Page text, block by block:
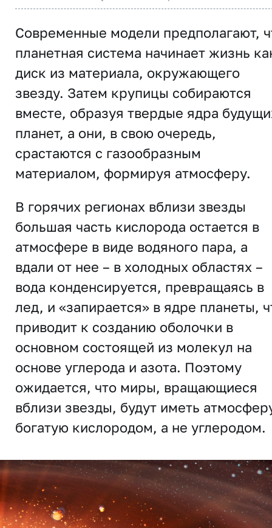
Современные модели предполагают,
планетная система начинает жизнь
диск из материала, окружающего
звезду. Затем крупицы собираются
вместе, образуя твердые ядра
планет, а они, в свою очередь,
срастаются с газообразным
материалом, формируя атмосферу.
В горячих регионах вблизи звезды
большая часть кислорода остается в
атмосфере в виде водяного пара, а
вдали от нее – в холодных областях –
вода конденсируется, превращаясь в
лед, и «запирается» в ядре планеты,
приводит к созданию оболочки в
основном состоящей из молекул на
основе углерода и азота. Поэтому
ожидается, что миры, вращающиеся
вблизи звезды, будут иметь
богатую кислородом, а не углеродом.